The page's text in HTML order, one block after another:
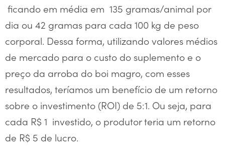
ficando em média em 135 gramas/animal por
dia ou 42 gramas para cada 100 kg de peso
corporal. Dessa forma, utilizando valores médios
de mercado para o custo do suplemento e o
preço da arroba do boi magro, com esses
resultados, teríamos um benefício de um retorno
sobre o investimento (ROI) de 5:1. Ou seja, para
cada R$ 1 investido, o produtor teria um retorno
de R$ 5 de lucro.